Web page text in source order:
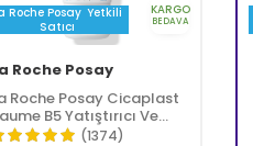
Roche Posay Yetkili
Satıcı
KARGO
BEDAVA
Roche Posay
Roche Posay Cicaplast
B5 Yatıştırıcı Ve
Onarıcı Bakım
(1374)